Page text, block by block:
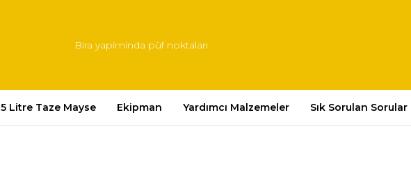
Bira yapiminda püf noktaları
5 Litre Taze Mayse Ekipman Yardımcı Malzemeler Sık Sorulan Sorular